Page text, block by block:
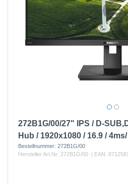
272B1G/00/27" IPS / D-
Hub / 1920x1080 / 16.9 /
Bestellnummer: 272B1G/00
Hersteller Art.Nr: 272B1G/00 | EAN: